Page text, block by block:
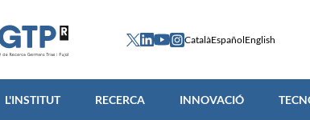
CatalàEspañolEnglish
L'INSTITUT RECERCA INNOVACIÓ